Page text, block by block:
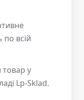
по всій
товар у
Lp-Sklad.